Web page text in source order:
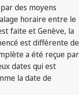
des moyens
horaire entre le
faite et Genève, la
est différente de
a été reçue par
dates qui est
la date de